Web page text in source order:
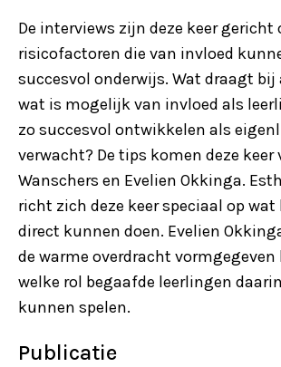
De interviews zijn deze keer gericht
risicofactoren die van invloed
succesvol onderwijs. Wat draagt bij
wat is mogelijk van invloed als
zo succesvol ontwikkelen als
verwacht? De tips komen deze keer
Wanschers en Evelien Okkinga.
richt zich deze keer speciaal op wat
direct kunnen doen. Evelien
de warme overdracht vormgegeven
welke rol begaafde leerlingen
kunnen spelen.
Publicatie